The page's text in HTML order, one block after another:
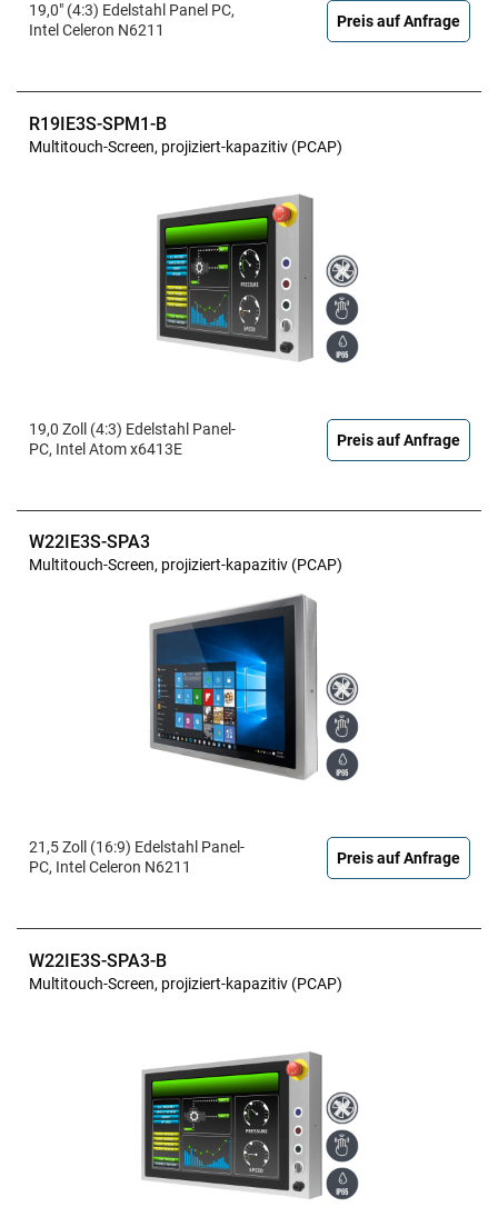
19,0" (4:3) Edelstahl Panel PC,
Intel Celeron N6211
Preis auf Anfrage
R19IE3S-SPM1-B
Multitouch-Screen, projiziert-kapazitiv (PCAP)
19,0 Zoll (4:3) Edelstahl Panel-
PC, Intel Atom x6413E
Preis auf Anfrage
W22IE3S-SPA3
Multitouch-Screen, projiziert-kapazitiv (PCAP)
21,5 Zoll (16:9) Edelstahl Panel-
PC, Intel Celeron N6211
Preis auf Anfrage
W22IE3S-SPA3-B
Multitouch-Screen, projiziert-kapazitiv (PCAP)